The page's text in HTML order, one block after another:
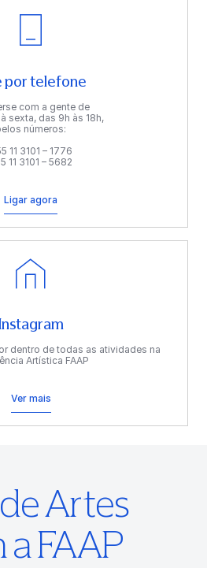
por telefone
com a gente de
sexta, das 9h às 18h,
números:
11 3101 – 1776
11 3101 – 5682
Ligar agora
dentro de todas as atividades na
Artística FAAP
Ver mais
Artes
a FAAP